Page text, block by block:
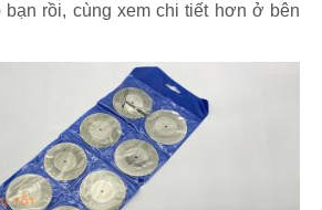
rồi, cùng xem chi tiết hơn ở bên